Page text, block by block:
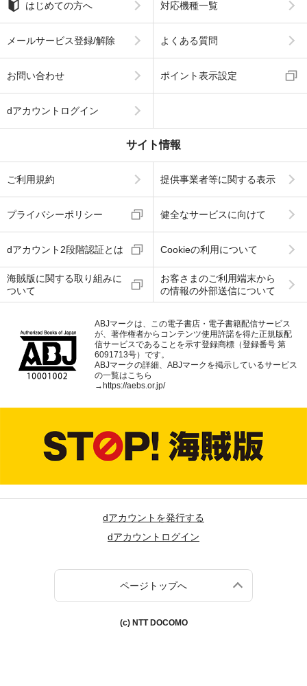
はじめての方へ 対応機種一覧
メールサービス登録/解除 よくある質問
お問い合わせ ポイント表示設定
dアカウントログイン
サイト情報
ご利用規約 提供事業者等に関する表示
プライバシーポリシー 健全なサービスに向けて
dアカウント2段階認証とは Cookieの利用について
海賊版に関する取り組みに
ついて
お客さまのご利用端末から
の情報の外部送信について
ABJマークは、この電子書店・電子書籍配信サービス
が、著作権者からコンテンツ使用許諾を得た正規版配
信サービスであることを示す登録商標（登録番号 第
6091713号）です。
ABJマークの詳細、ABJマークを掲示しているサービス
の一覧はこちら
→https://aebs.or.jp/
dアカウントを発行する
dアカウントログイン
ページトップへ
(c) NTT DOCOMO